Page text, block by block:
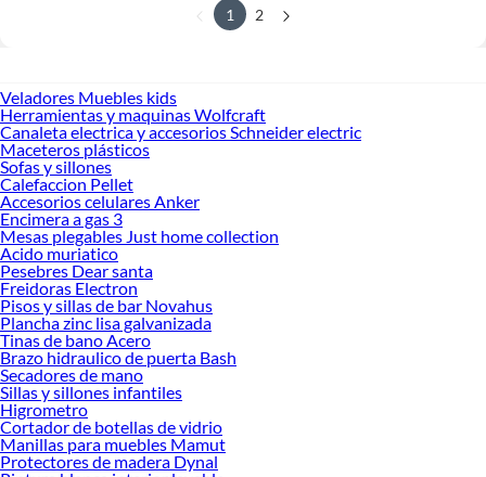
1 2
Veladores Muebles kids
Herramientas y maquinas Wolfcraft
Canaleta electrica y accesorios Schneider electric
Maceteros plásticos
Sofas y sillones
Calefaccion Pellet
Accesorios celulares Anker
Encimera a gas 3
Mesas plegables Just home collection
Acido muriatico
Pesebres Dear santa
Freidoras Electron
Pisos y sillas de bar Novahus
Plancha zinc lisa galvanizada
Tinas de bano Acero
Brazo hidraulico de puerta Bash
Secadores de mano
Sillas y sillones infantiles
Higrometro
Cortador de botellas de vidrio
Manillas para muebles Mamut
Protectores de madera Dynal